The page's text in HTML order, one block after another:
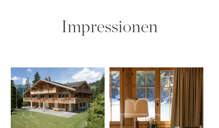
Impressionen